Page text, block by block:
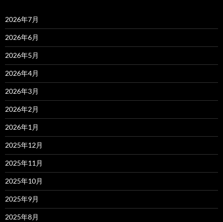
2026年7月
2026年6月
2026年5月
2026年4月
2026年3月
2026年2月
2026年1月
2025年12月
2025年11月
2025年10月
2025年9月
2025年8月